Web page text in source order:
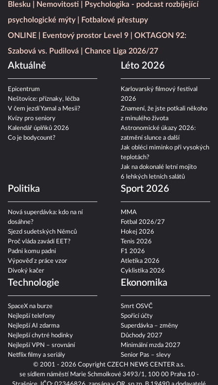
© 2001 - 2026 Copyright CZECH NEWS CENTER a.s.
se sídlem náměstí Marie Schmolkové 3493/1, 100 00 Praha 10 -
Blesku
Nemovitosti
Psychologika - podcast rozbíjející
psychologické mýty
Fotbalové přestupy
ONLINE
Eventový prostor Level 9
OKTAGON 92:
Szabová vs. Pudilová
Chance Liga 2026/27
Aktuálně
Epicentrum
Neštovice: příznaky, léčba
V čem jezdí Yamal a Mesii?
Kvízy pro seniory
Kalendář úplňků 2026
Co je bodycount?
Léto 2026
Karlovarský filmový festival
2026
Znamení, že jste potkali někoho
z minulého života
Astronomické úkazy 2026:
zatmění slunce a další
Jak obléci miminko při vysokých
teplotách?
Jak na dokonalé letní mojito
6 lehkých letních salátů
Politika
Nová superdávka: kdo na ní
dosáhne?
Sjezd sudetských Němců
Proč vláda zavádí EET?
Padni komu padni
Výpověď z práce vzor
Divoký kačer
Sport 2026
MMA
Fotbal 2026/27
Hokej 2026
Tenis 2026
F1 2026
Atletika 2026
Cyklistika 2026
Technologie
SpaceX na burze
Nejlepší telefony
Nejlepší AI zdarma
Nejlepší chytré hodinky
Nejlepší VPN – srovnání
Netflix filmy a seriály
Ekonomika
Smrt OSVČ
Spořicí účty
Superdávka – změny
Důchody 2027
Minimální mzda 2027
Senior Pas – slevy